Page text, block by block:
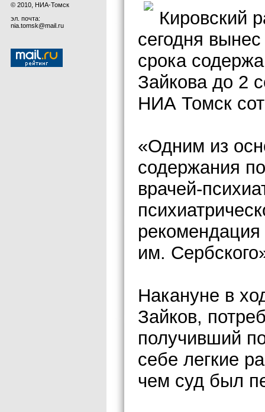
© 2010, НИА-Томск
эл. почта:
nia.tomsk@mail.ru
Кировский
сегодня
срока
Зайкова до 2
НИА Томск
«Одним из
содержания
врачей-
рекомендация
им.
Накануне в
Зайков,
получивший
себе легкие
чем суд был